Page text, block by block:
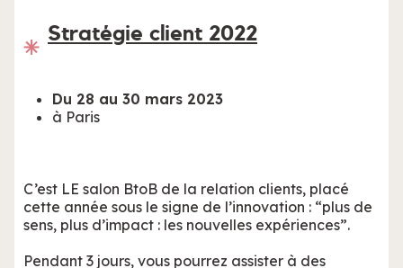
Stratégie client 2022
Du 28 au 30 mars 2023
à Paris
C’est LE salon BtoB de la relation clients, placé
cette année sous le signe de l’innovation : “plus de
sens, plus d’impact : les nouvelles expériences”.
Pendant 3 jours, vous pourrez assister à des